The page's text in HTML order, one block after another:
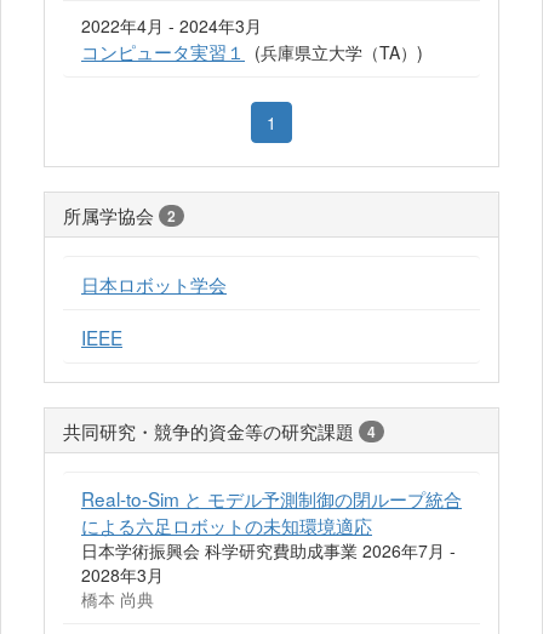
2022年4月 - 2024年3月
コンピュータ実習１ (兵庫県立大学（TA）)
1
所属学協会 2
日本ロボット学会
IEEE
共同研究・競争的資金等の研究課題 4
Real-to-Sim と モデル予測制御の閉ループ統合
による六足ロボットの未知環境適応
日本学術振興会 科学研究費助成事業 2026年7月 -
2028年3月
橋本 尚典